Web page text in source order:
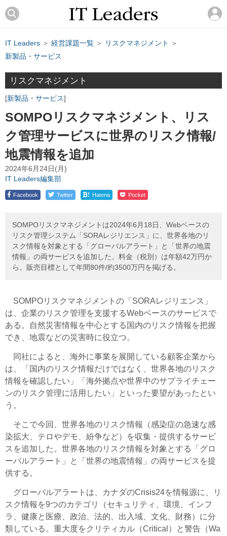
IT Leaders ＞ 経営課題一覧 ＞ リスクマネジメント
＞
新製品・サービス
リスクマネジメント
新製品・サービス
SOMPOリスクマネジメント、リス
ク管理サービスに世界のリスク情報/
地震情報を追加
2024年6月24日(月)
IT Leaders編集部
Facebook Twitter ! Hatena Pocket
SOMPOリスクマネジメントは2024年6月18日、Webベースの
リスク管理システム「SORAレジリエンス」に、世界各地のリ
スク情報を対象とする「グローバルアラート」と「世界の地震
情報」の両サービスを追加した。料金（税別）は年額42万円か
ら。販売目標として年間80件/約3500万円を掲げる。
SOMPOリスクマネジメントの「SORAレジリエンス」
は、企業のリスク管理を支援するWebベースのサービスで
ある。自然災害情報を中心とする国内のリスク情報を把握
でき、地震などの災害時に役立つ。
同社によると、海外に事業を展開している顧客企業から
は、「国内のリスク情報だけではなく、世界各地のリスク
情報を確認したい」「海外拠点や世界中のサプライチェー
ンのリスク管理に活用したい」といった要望があったとい
う。
そこで今回、世界各地のリスク情報（感染症の急速な感
染拡大、テロやデモ、紛争など）を収集・提供するサービ
スを追加した。世界各地のリスク情報を対象とする「グロ
ーバルアラート」と「世界の地震情報」の両サービスを提
供する。
グローバルアラートは、カナダのCrisis24を情報源に、リ
スク情報を9つのカテゴリ（セキュリティ、環境、インフ
ラ、健康と医療、政治、法的、出入域、文化、財務）に分
類している。重大度をクリティカル（Critical）と警告（Wa